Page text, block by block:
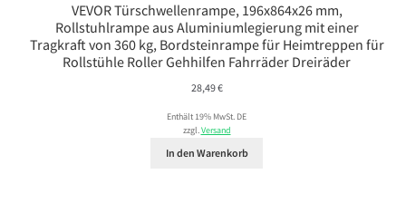
VEVOR Türschwellenrampe, 196x864x26 mm,
Rollstuhlrampe aus Aluminiumlegierung mit einer
Tragkraft von 360 kg, Bordsteinrampe für Heimtreppen für
Rollstühle Roller Gehhilfen Fahrräder Dreiräder
28,49€
Enthält 19% MwSt. DE
zzgl.Versand
In den Warenkorb